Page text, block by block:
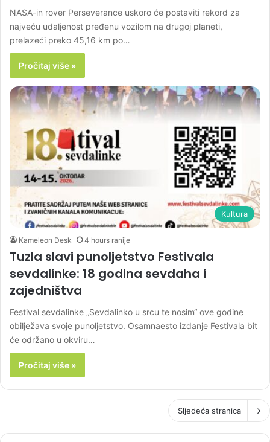
NASA-in rover Perseverance uskoro će postaviti rekord za
najveću udaljenost pređenu vozilom na drugoj planeti,
prelazeći preko 45,16 km po…
Pročitaj više »
Kultura
Kameleon Desk 4 hours ranije
Tuzla slavi punoljetstvo Festivala
sevdalinke: 18 godina sevdaha i
zajedništva
Festival sevdalinke „Sevdalinko u srcu te nosim“ ove godine
obilježava svoje punoljetstvo. Osamnaesto izdanje Festivala bit
će održano u okviru…
Pročitaj više »
Sljedeća stranica